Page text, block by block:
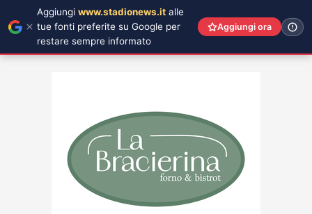
Aggiungi www.stadionews.it alle
tue fonti preferite su Google per
restare sempre informato
Aggiungi ora